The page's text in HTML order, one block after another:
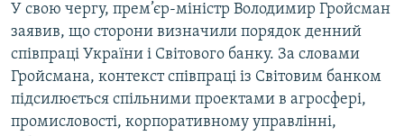
У свою чергу, прем’єр-міністр Володимир Гройсман
заявив, що сторони визначили порядок денний
співпраці України і Світового банку. За словами
Гройсмана, контекст співпраці із Світовим банком
підсилюється спільними проектами в агросфері,
промисловості, корпоративному управлінні,